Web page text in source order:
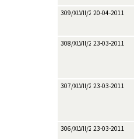
309/XLVII/201120-04-2011
308/XLVII/201123-03-2011
307/XLVII/201123-03-2011
306/XLVII/201123-03-2011